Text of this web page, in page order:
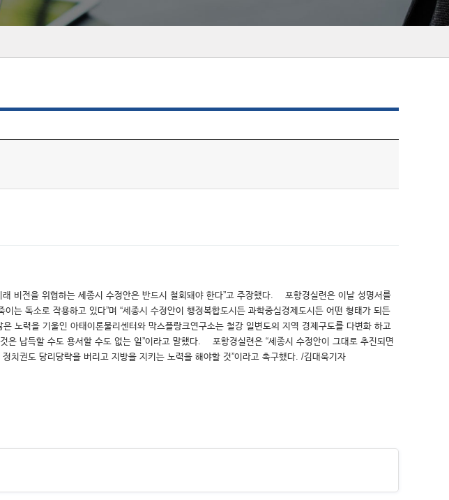
비전을 위협하는 세종시 수정안은 반드시 철회돼야 한다”고 주장했다. 포항경실련은 이날 성명서를
는 독소로 작용하고 있다”며 “세종시 수정안이 행정복합도시든 과학중심경제도시든 어떤 형태가 되든
노력을 기울인 아태이론물리센터와 막스플랑크연구소는 철강 일변도의 지역 경제구도를 다변화 하고
은 납득할 수도 용서할 수도 없는 일”이라고 말했다. 포항경실련은 “세종시 수정안이 그대로 추진되면
치권도 당리당략을 버리고 지방을 지키는 노력을 해야할 것”이라고 촉구했다. /김대욱기자